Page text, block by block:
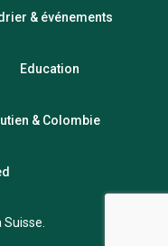
& événements
Education
& Colombie